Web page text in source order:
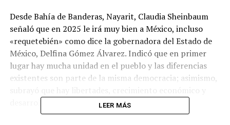
Desde Bahía de Banderas, Nayarit, Claudia Sheinbaum
señaló que en 2025 le irá muy bien a México, incluso
«requetebién» como dice la gobernadora del Estado de
México, Delfina Gómez Álvarez. Indicó que en primer
lugar hay mucha unidad en el pueblo y las diferencias
existentes son parte de la misma democracia; asimismo,
LEER MÁS